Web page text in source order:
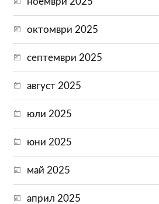
октомври 2025
септември 2025
август 2025
юли 2025
юни 2025
май 2025
април 2025